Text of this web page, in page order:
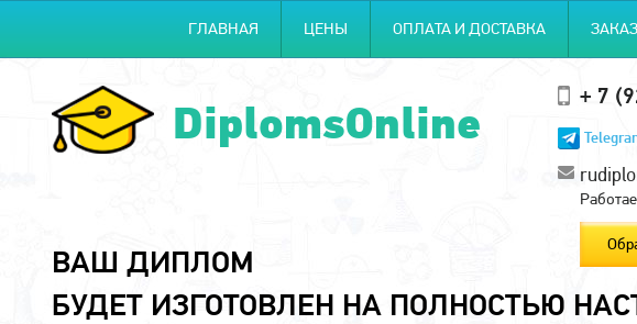
ГЛАВНАЯ ЦЕНЫ ОПЛАТА И ДОСТАВКА
DiplomsOnline + 7
ВАШ ДИПЛОМ
БУДЕТ ИЗГОТОВЛЕН НА ПОЛНОСТЬЮ